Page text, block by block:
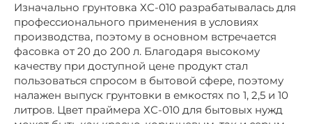
Изначально грунтовка ХС-010 разрабатывалась для
профессионального применения в условиях
производства, поэтому в основном встречается
фасовка от 20 до 200 л. Благодаря высокому
качеству при доступной цене продукт стал
пользоваться спросом в бытовой сфере, поэтому
налажен выпуск грунтовки в емкостях по 1, 2,5 и 10
литров. Цвет праймера ХС-010 для бытовых нужд